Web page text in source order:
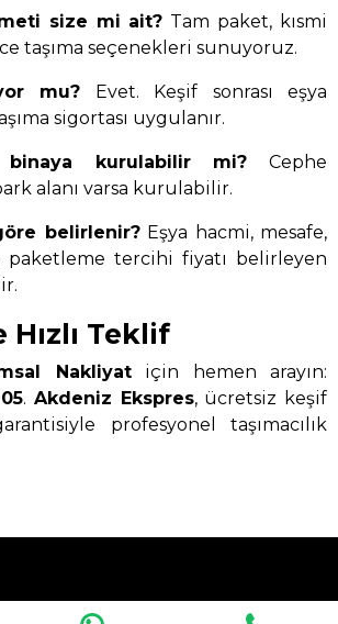
size mi ait? Tam paket, kısmi
taşıma seçenekleri sunuyoruz.
mu? Evet. Keşif sonrası eşya
sigortası uygulanır.
kurulabilir mi? Cephe
alanı varsa kurulabilir.
belirlenir?Eşya hacmi, mesafe,
tercihi fiyatı belirleyen
Teklif
Nakliyatiçin hemen arayın:
. Akdeniz Ekspres, ücretsiz keşif
profesyonel taşımacılık